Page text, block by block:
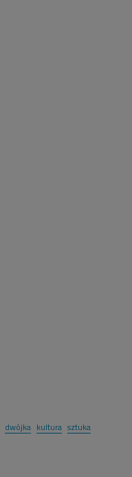
dwójka kultura sztuka